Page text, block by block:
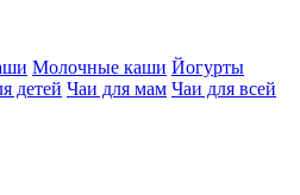
Молочные каши Йогурты
детей Чаи для мам Чаи для всей